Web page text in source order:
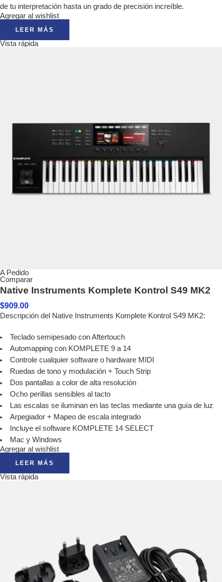
de tu interpretación hasta un grado de precisión increíble.
Agregar al wishlist
LEER MÁS
Vista rápida
A Pedido
Comparar
Native Instruments Komplete Kontrol S49 MK2
$909.00
Descripción del Native Instruments Komplete Kontrol S49 MK2:
Teclado semipesado con Aftertouch
Automapping con KOMPLETE 9 a 14
Controle cualquier software o hardware MIDI
Ruedas de tono y modulación + Touch Strip
Dos pantallas a color de alta resolución
Ocho perillas sensibles al tacto
Las escalas se iluminan en las teclas mediante una guía de luz
Arpegiador + Mapeo de escala integrado
Incluye el software KOMPLETE 14 SELECT
Mac y Windows
Agregar al wishlist
LEER MÁS
Vista rápida